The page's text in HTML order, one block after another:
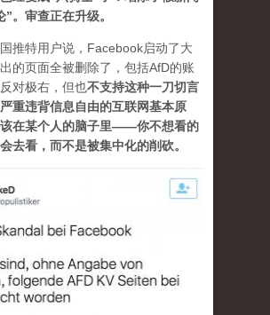
。审查正在升级。
推特用户说，Facebook启动了大
的页面全被删除了，包括AfD的账
对极右，但也不支持这种一刀切言
重违背信息自由的互联网基本原
在某个人的脑子里——你不想看的
去看，而不是被集中化的削砍。